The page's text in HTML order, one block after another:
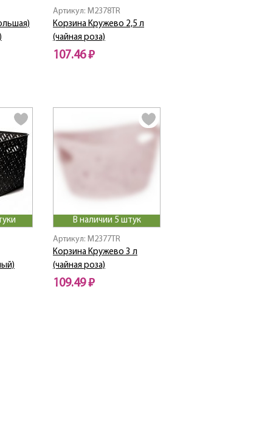
Артикул: M2378TR
Корзина Кружево 2,5 л
(чайная роза)
107.46 ₽
В наличии 5 штук
Артикул: M2377TR
Корзина Кружево 3 л
(чайная роза)
109.49 ₽